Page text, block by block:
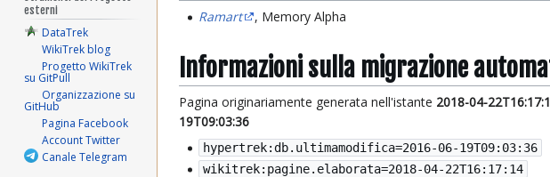
Ramart , Memory Alpha
Informazioni sulla migrazione
Pagina originariamente generata nell'istante 2018-04-
19T09:03:36
hypertrek:db.ultimamodifica=2016-06-19T09:03:36
wikitrek:pagine.elaborata=2018-04-22T16:17:14
esterni
DataTrek
WikiTrek blog
Progetto WikiTrek
su GitPull
Organizzazione su
GitHub
Pagina Facebook
Account Twitter
Canale Telegram